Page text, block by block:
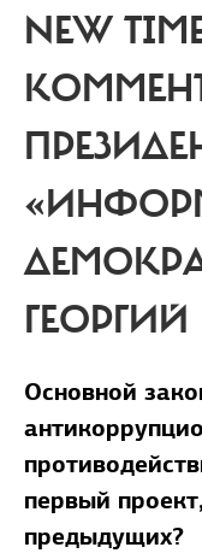
NEW
Основной
первый
предыдущих?